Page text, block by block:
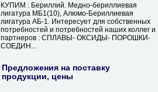
КУПИМ : Бериллий. Медно-бериллиевая
лигатура МБ1(10), Алюмо-Бериллиевая
лигатура АБ-1. Интересует для собственных
потребностей и потребностей наших коллег и
партнеров : СПЛАВЫ- ОКСИДЫ- ПОРОШКИ-
СОЕДИН...
Предложения на поставку
продукции, цены